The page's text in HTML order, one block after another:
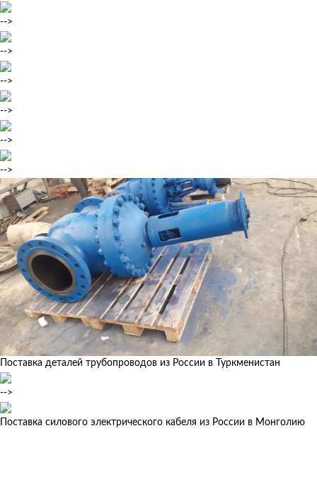
-->
-->
-->
-->
-->
-->
Поставка деталей трубопроводов из России в Туркменистан
-->
Поставка силового электрического кабеля из России в Монголию